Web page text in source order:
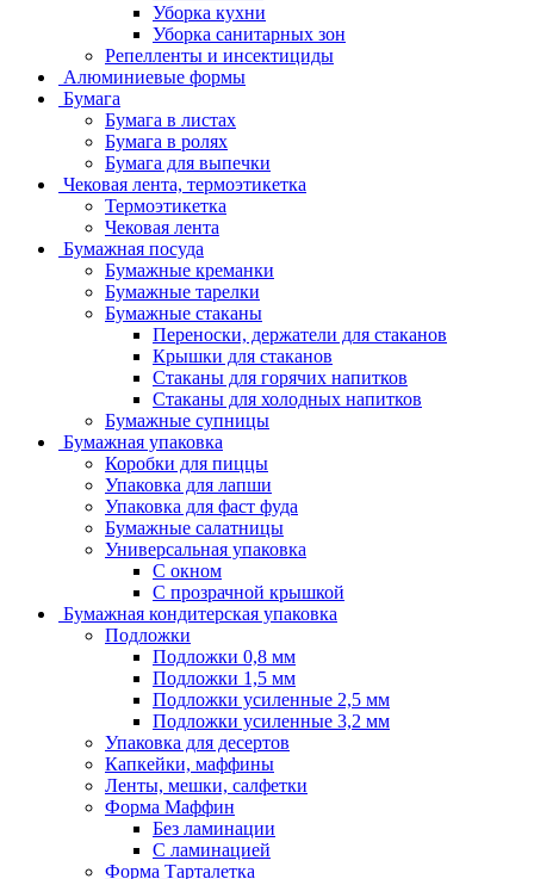
Уборка кухни
Уборка санитарных зон
Репелленты и инсектициды
Алюминиевые формы
Бумага
Бумага в листах
Бумага в ролях
Бумага для выпечки
Чековая лента, термоэтикетка
Термоэтикетка
Чековая лента
Бумажная посуда
Бумажные креманки
Бумажные тарелки
Бумажные стаканы
Переноски, держатели для стаканов
Крышки для стаканов
Стаканы для горячих напитков
Стаканы для холодных напитков
Бумажные супницы
Бумажная упаковка
Коробки для пиццы
Упаковка для лапши
Упаковка для фаст фуда
Бумажные салатницы
Универсальная упаковка
С окном
С прозрачной крышкой
Бумажная кондитерская упаковка
Подложки
Подложки 0,8 мм
Подложки 1,5 мм
Подложки усиленные 2,5 мм
Подложки усиленные 3,2 мм
Упаковка для десертов
Капкейки, маффины
Ленты, мешки, салфетки
Форма Маффин
Без ламинации
С ламинацией
Форма Тарталетка